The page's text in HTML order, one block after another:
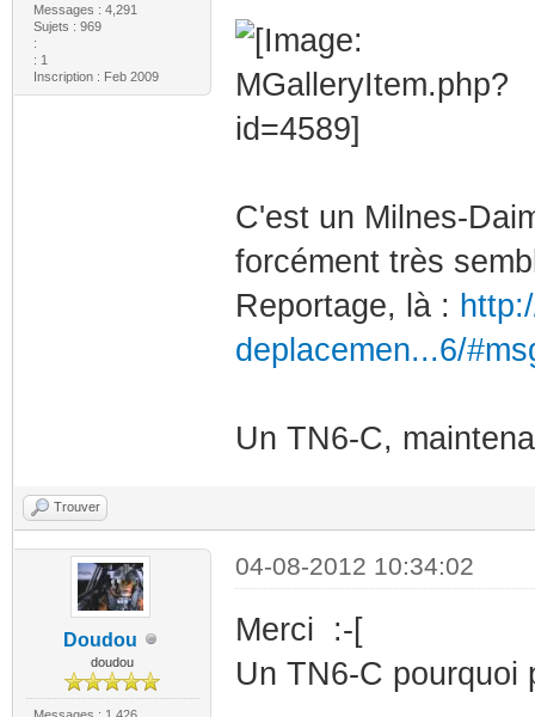
Messages : 4,291
Sujets : 969
:
: 1
Inscription : Feb 2009
C'est un Milnes-
forcément très
Reportage, là :
deplacemen...6/
Un TN6-C,
Trouver
Doudou
doudou
04-08-2012 10:34:02
Merci :-[
Un TN6-C pourquoi